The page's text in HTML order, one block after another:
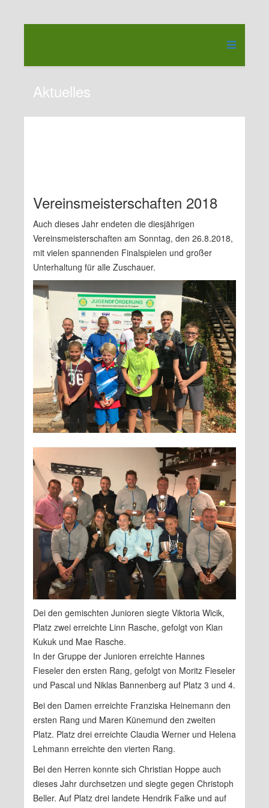
Aktuelles
Vereinsmeisterschaften 2018
Auch dieses Jahr endeten die diesjährigen
Vereinsmeisterschaften am Sonntag, den 26.8.2018,
mit vielen spannenden Finalspielen und großer
Unterhaltung für alle Zuschauer.
Dei den gemischten Junioren siegte Viktoria Wicik,
Platz zwei erreichte Linn Rasche, gefolgt von Kian
Kukuk und Mae Rasche.
In der Gruppe der Junioren erreichte Hannes
Fieseler den ersten Rang, gefolgt von Moritz Fieseler
und Pascal und Niklas Bannenberg auf Platz 3 und 4.
Bei den Damen erreichte Franziska Heinemann den
ersten Rang und Maren Künemund den zweiten
Platz. Platz drei erreichte Claudia Werner und Helena
Lehmann erreichte den vierten Rang.
Bei den Herren konnte sich Christian Hoppe auch
dieses Jahr durchsetzen und siegte gegen Christoph
Beller. Auf Platz drei landete Hendrik Falke und auf